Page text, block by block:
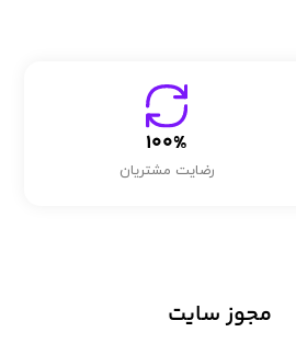
رضایت مشتریان
%
100
مجوزسایت